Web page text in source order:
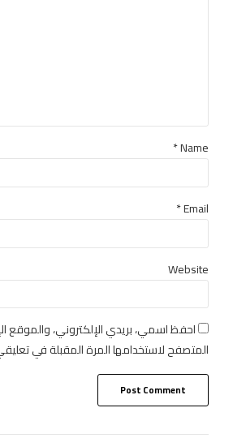
Name *
Email *
Website
احفظ اسمي، بريدي الإلكتروني، والموقع
المتصفح لاستخدامها المرة المقبلة في
Post Comment